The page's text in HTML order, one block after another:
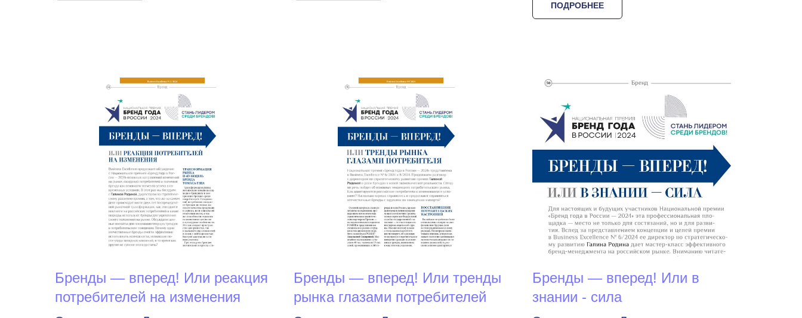
ПОДРОБНЕЕ
Бренды — вперед! Или реакция
потребителей на изменения
Бренды — вперед! Или тренды
рынка глазами потребителей
Бренды — вперед! Или в
знании - сила